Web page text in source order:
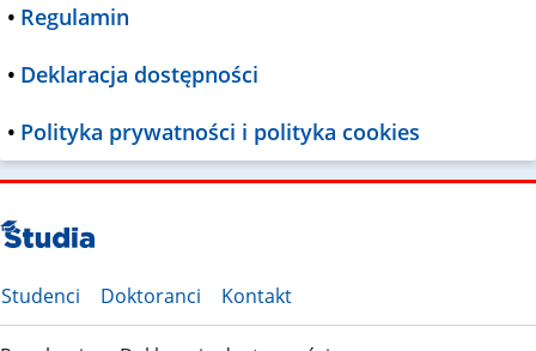
• Regulamin
• Deklaracja dostępności
• Polityka prywatności i polityka cookies
Studenci Doktoranci Kontakt